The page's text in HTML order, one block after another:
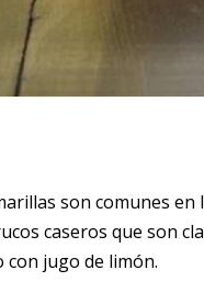
son comunes
caseros que son
con jugo de limón.